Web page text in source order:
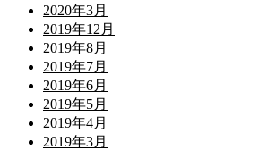
2020年3月
2019年12月
2019年8月
2019年7月
2019年6月
2019年5月
2019年4月
2019年3月